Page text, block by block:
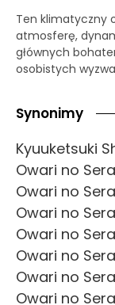
Ten klimatyczny
atmosferę,
głównych
osobistych
Synonimy
Kyuuketsuki
Owari no
Owari no
Owari no
Owari no
Owari no
Owari no
Owari no